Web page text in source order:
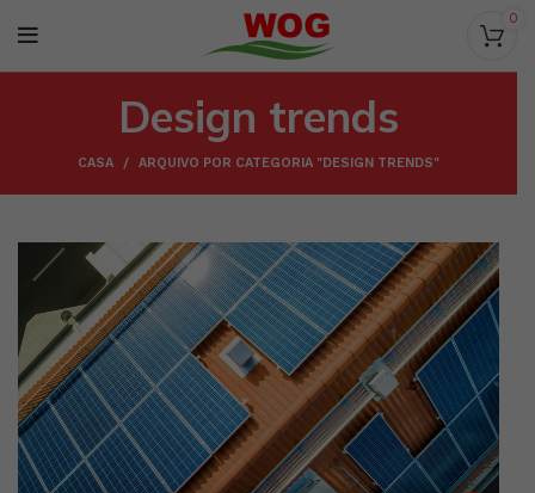
0
Design trends
CASA ARQUIVO POR CATEGORIA "DESIGN TRENDS"